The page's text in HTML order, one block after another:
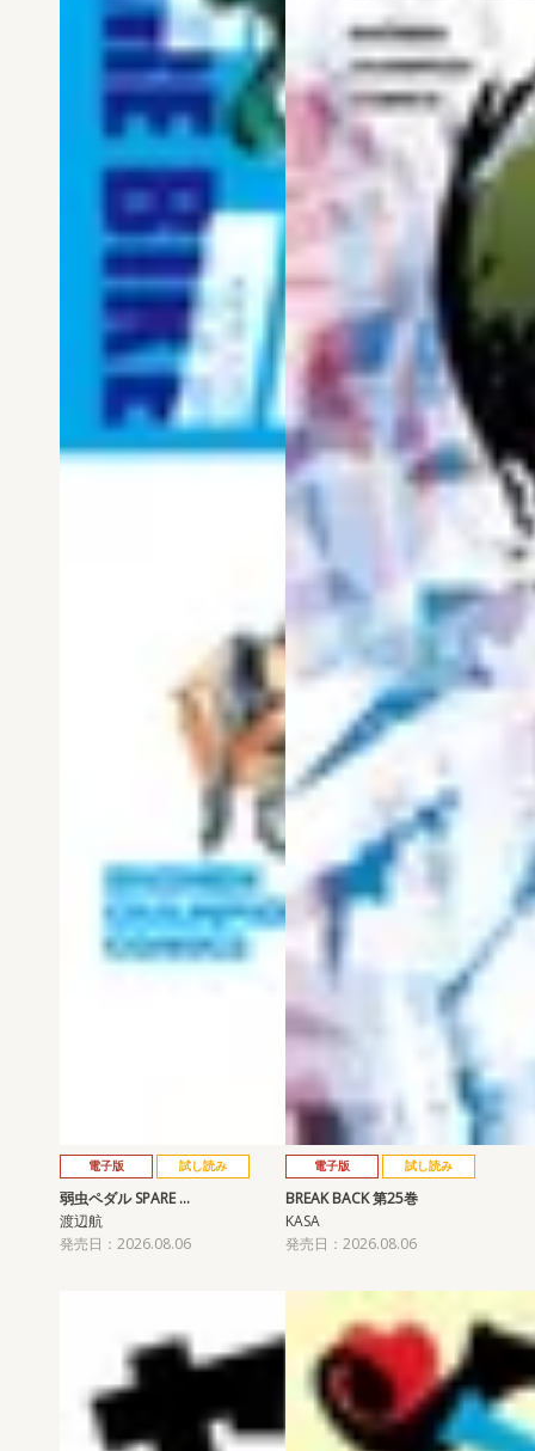
電子版 試し読み
弱虫ペダル SPARE …
渡辺航
発売日：2026.08.06
電子版 試し読み
BREAK BACK 第25巻
KASA
発売日：2026.08.06